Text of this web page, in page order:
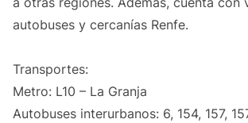
autobuses y cercanías Renfe.
Transportes:
Metro: L10 – La Granja
Autobuses interurbanos: 6, 154, 157,